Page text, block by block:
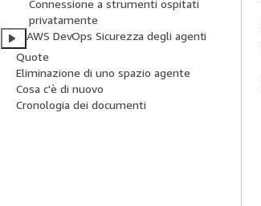
Connessione a strumenti ospitati
privatamente
AWS DevOps Sicurezza degli agenti
Quote
Eliminazione di uno spazio agente
Cosa c'è di nuovo
Cronologia dei documenti